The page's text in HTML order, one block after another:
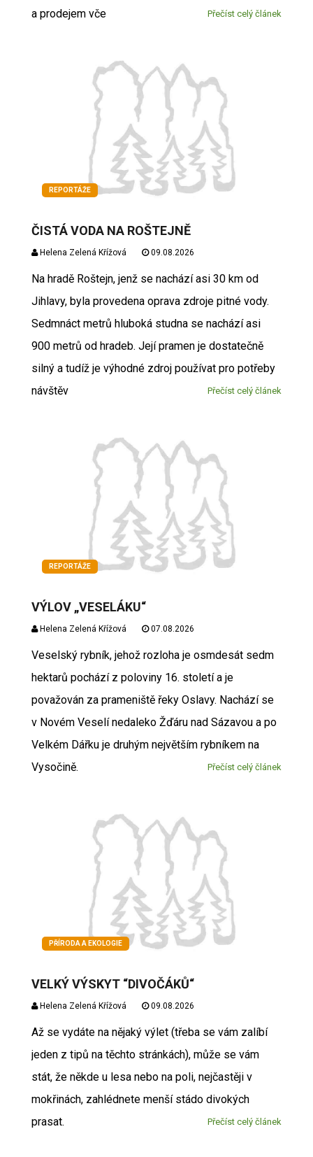
a prodejem vče
Přečíst celý článek
REPORTÁŽE
ČISTÁ VODA NA ROŠTEJNĚ
Helena Zelená Křížová 09.08.2026
Na hradě Roštejn, jenž se nachází asi 30 km od
Jihlavy, byla provedena oprava zdroje pitné vody.
Sedmnáct metrů hluboká studna se nachází asi
900 metrů od hradeb. Její pramen je dostatečně
silný a tudíž je výhodné zdroj používat pro potřeby
návštěv
Přečíst celý článek
REPORTÁŽE
VÝLOV „VESELÁKU“
Helena Zelená Křížová 07.08.2026
Veselský rybník, jehož rozloha je osmdesát sedm
hektarů pochází z poloviny 16. století a je
považován za prameniště řeky Oslavy. Nachází se
v Novém Veselí nedaleko Žďáru nad Sázavou a po
Velkém Dářku je druhým největším rybníkem na
Vysočině.
Přečíst celý článek
PŘÍRODA A EKOLOGIE
VELKÝ VÝSKYT “DIVOČÁKŮ“
Helena Zelená Křížová 09.08.2026
Až se vydáte na nějaký výlet (třeba se vám zalíbí
jeden z tipů na těchto stránkách), může se vám
stát, že někde u lesa nebo na poli, nejčastěji v
mokřinách, zahlédnete menší stádo divokých
prasat.
Přečíst celý článek